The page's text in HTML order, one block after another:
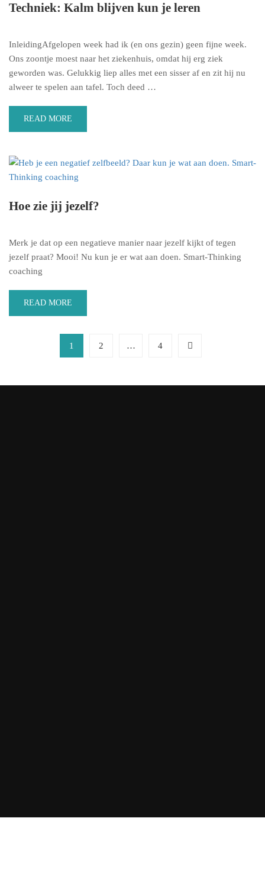
Techniek: Kalm blijven kun je leren
InleidingAfgelopen week had ik (en ons gezin) geen fijne week.
Ons zoontje moest naar het ziekenhuis, omdat hij erg ziek
geworden was. Gelukkig liep alles met een sisser af en zit hij nu
alweer te spelen aan tafel. Toch deed …
READ MORE
Hoe zie jij jezelf?
Merk je dat op een negatieve manier naar jezelf kijkt of tegen
jezelf praat? Mooi! Nu kun je er wat aan doen. Smart-Thinking
coaching
READ MORE
1 2 … 4